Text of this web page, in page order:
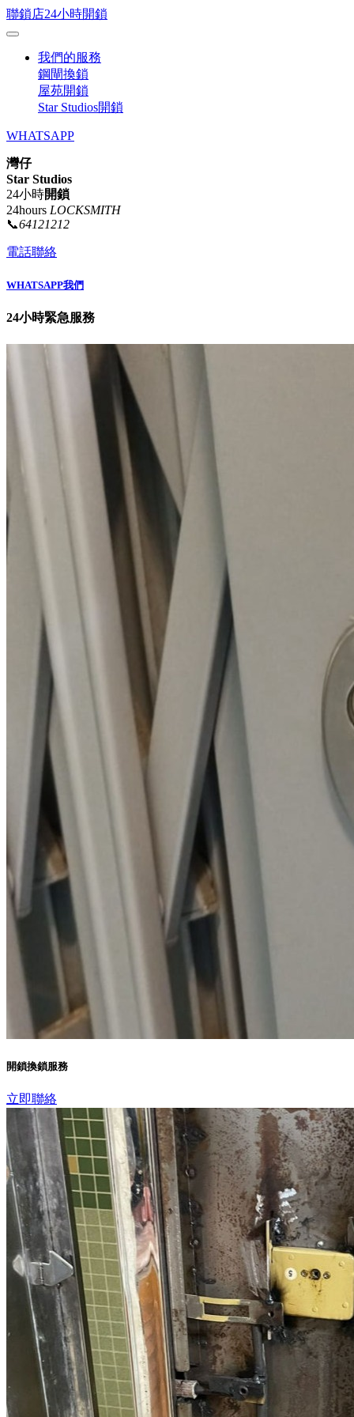
聯鎖店24小時開鎖
我們的服務
鋼閘換鎖
屋苑開鎖
Star Studios開鎖
WHATSAPP
灣仔
Star Studios
24小時開鎖
24hours LOCKSMITH
📞64121212
電話聯絡
WHATSAPP我們
24小時緊急服務
開鎖換鎖服務
立即聯絡